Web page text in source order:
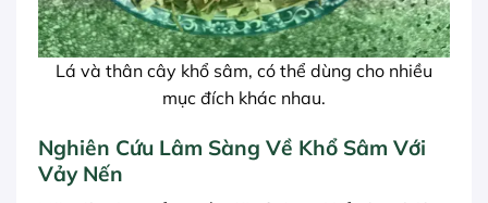
Lá và thân cây khổ sâm, có thể dùng cho nhiều
mục đích khác nhau.
Nghiên Cứu Lâm Sàng Về Khổ Sâm Với
Vảy Nến